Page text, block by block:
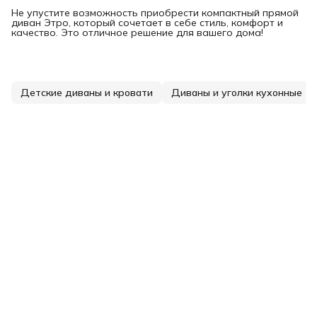
Не упустите возможность приобрести компактный прямой
диван Этро, который сочетает в себе стиль, комфорт и
качество. Это отличное решение для вашего дома!
Детские диваны и кровати Диваны и уголки кухонные